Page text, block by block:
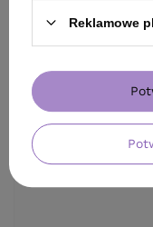
Reklamowe